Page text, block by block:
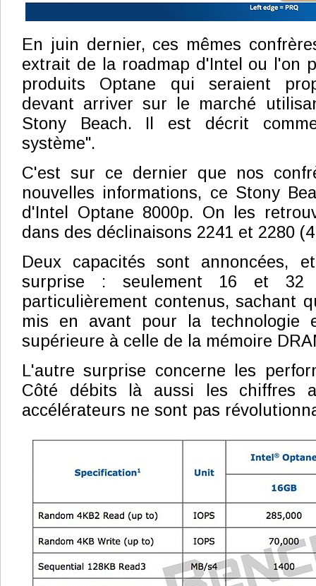
En juin dernier, ces mêmes
extrait de la roadmap d'Intel ou l'on
produits Optane qui seraient
devant arriver sur le marché
Stony Beach. Il est décrit
système".
C'est sur ce dernier que nos
nouvelles informations, ce Stony
d'Intel Optane 8000p. On les
dans des déclinaisons 2241 et 2280
Deux capacités sont annoncées,
surprise : seulement 16 et 32
particulièrement contenus, sachant
mis en avant pour la technologie
supérieure à celle de la mémoire
L'autre surprise concerne les
Côté débits là aussi les chiffres
accélérateurs ne sont pas